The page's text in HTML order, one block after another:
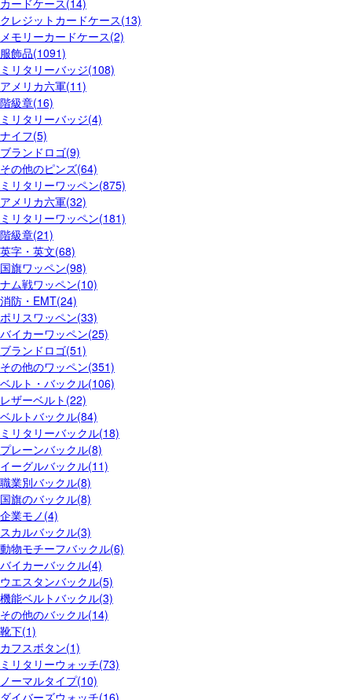
クレジットカードケース(13)
メモリーカードケース(2)
服飾品(1091)
ミリタリーバッジ(108)
アメリカ六軍(11)
階級章(16)
ミリタリーバッジ(4)
ナイフ(5)
ブランドロゴ(9)
その他のピンズ(64)
ミリタリーワッペン(875)
アメリカ六軍(32)
ミリタリーワッペン(181)
階級章(21)
英字・英文(68)
国旗ワッペン(98)
ナム戦ワッペン(10)
消防・EMT(24)
ポリスワッペン(33)
バイカーワッペン(25)
ブランドロゴ(51)
その他のワッペン(351)
ベルト・バックル(106)
レザーベルト(22)
ベルトバックル(84)
ミリタリーバックル(18)
プレーンバックル(8)
イーグルバックル(11)
職業別バックル(8)
国旗のバックル(8)
企業モノ(4)
スカルバックル(3)
動物モチーフバックル(6)
バイカーバックル(4)
ウエスタンバックル(5)
機能ベルトバックル(3)
その他のバックル(14)
靴下(1)
カフスボタン(1)
ミリタリーウォッチ(73)
ノーマルタイプ(10)
ダイバーズウォッチ(16)